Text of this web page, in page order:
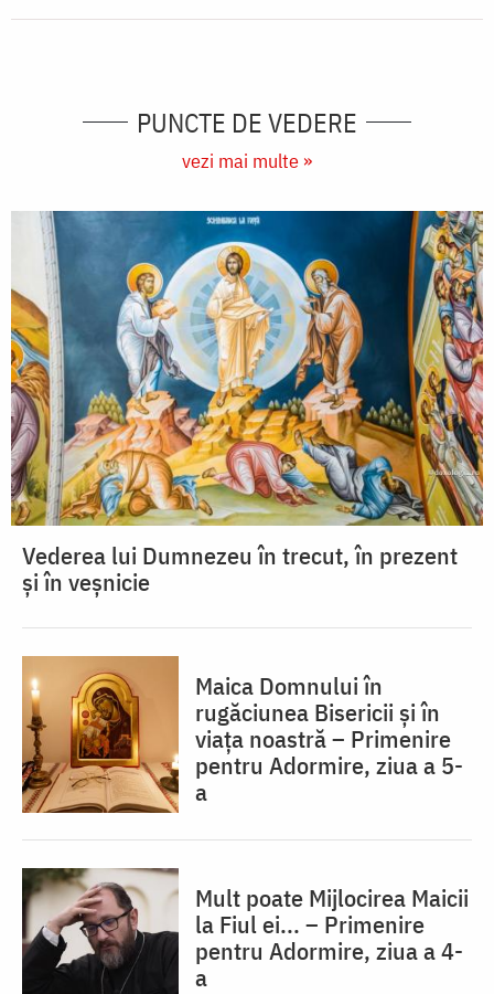
PUNCTE DE VEDERE
vezi mai multe »
Vederea lui Dumnezeu în trecut, în prezent
și în veșnicie
Maica Domnului în
rugăciunea Bisericii și în
viața noastră – Primenire
pentru Adormire, ziua a 5-
a
Mult poate Mijlocirea Maicii
la Fiul ei... – Primenire
pentru Adormire, ziua a 4-
a